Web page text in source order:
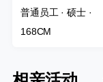
普通员工 · 硕士 ·
168CM